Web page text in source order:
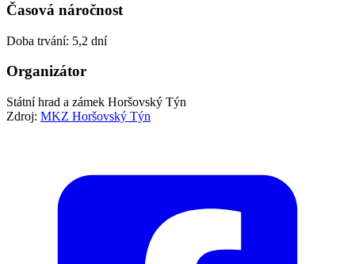
Časová náročnost
Doba trvání: 5,2 dní
Organizátor
Státní hrad a zámek Horšovský Týn
Zdroj: MKZ Horšovský Týn